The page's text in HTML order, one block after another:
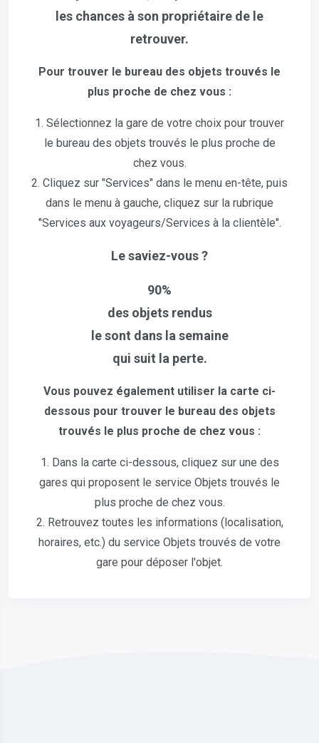
les chances à son propriétaire de le
retrouver.
Pour trouver le bureau des objets trouvés le
plus proche de chez vous :
1. Sélectionnez la gare de votre choix pour trouver
le bureau des objets trouvés le plus proche de
chez vous.
2. Cliquez sur "Services" dans le menu en-tête, puis
dans le menu à gauche, cliquez sur la rubrique
"Services aux voyageurs/Services à la clientèle".
Le saviez-vous ?
90%
des objets rendus
le sont dans la semaine
qui suit la perte.
Vous pouvez également utiliser la carte ci-
dessous pour trouver le bureau des objets
trouvés le plus proche de chez vous :
1. Dans la carte ci-dessous, cliquez sur une des
gares qui proposent le service Objets trouvés le
plus proche de chez vous.
2. Retrouvez toutes les informations (localisation,
horaires, etc.) du service Objets trouvés de votre
gare pour déposer l'objet.